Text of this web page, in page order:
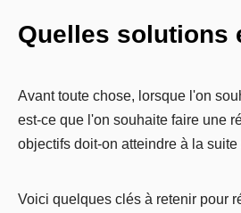
Quelles solutions
Avant toute chose, lorsque l'on
est-ce que l'on souhaite faire une
objectifs doit-on atteindre à la
Voici quelques clés à retenir pour